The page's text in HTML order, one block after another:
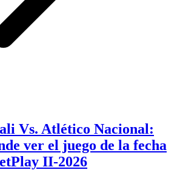
Vs. Atlético Nacional:
ver el juego de la fecha
II-2026